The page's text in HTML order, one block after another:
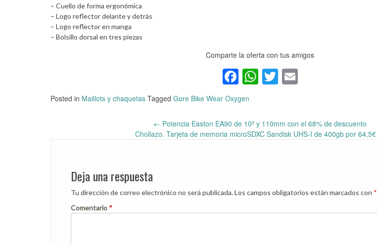
– Cuello de forma ergonómica
– Logo reflector delante y detrás
– Logo reflector en manga
– Bolsillo dorsal en tres piezas
Comparte la oferta con tus amigos
Facebook
WhatsApp
Twitter
Email
Posted in Maillots y chaquetas Tagged Gore Bike Wear Oxygen
Post
← Potencia Easton EA90 de 10º y 110mm con el 68% de descuento
Chollazo. Tarjeta de memoria microSDXC Sandisk UHS-I de 400gb por 64,5€
Deja una respuesta
Tu dirección de correo electrónico no será publicada.Los campos obligatorios están marcados con *
Comentario *